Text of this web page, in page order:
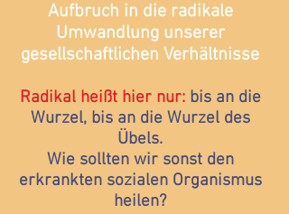
Aufbruch in die radikale
Umwandlung unserer
gesellschaftlichen Verhältnisse
Radikal heißt hier nur:bis an die
Wurzel, bis an die Wurzel des
Übels.
Wie sollten wir sonst den
erkrankten sozialen Organismus
heilen?